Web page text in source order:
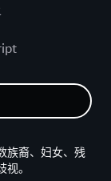
族裔、妇女、残
。